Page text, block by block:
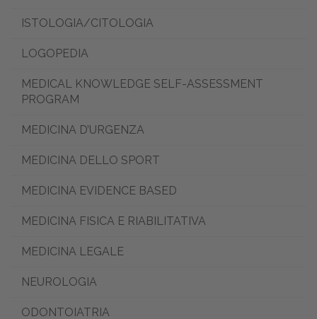
ISTOLOGIA/CITOLOGIA
LOGOPEDIA
MEDICAL KNOWLEDGE SELF-ASSESSMENT
PROGRAM
MEDICINA D’URGENZA
MEDICINA DELLO SPORT
MEDICINA EVIDENCE BASED
MEDICINA FISICA E RIABILITATIVA
MEDICINA LEGALE
NEUROLOGIA
ODONTOIATRIA